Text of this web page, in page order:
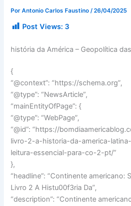
PorAntonio Carlos Faustino /26/04/2025
Post Views: 3
história da América – Geopolítica
{
“@context”: “https://schema.org”,
“@type”: “NewsArticle”,
“mainEntityOfPage”: {
“@type”: “WebPage”,
“@id”: “https://
livro-2-a-historia-da-america-
leitura-essencial-para-co-2-pt/”
},
“headline”: “Continente americano:
Livro 2 A Histu00f3ria Da”,
“description”: “Continente